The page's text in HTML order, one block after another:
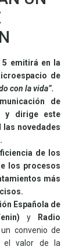
5 emitirá en la
de
con la vida”.
de
y dirige este
las novedades
de los
los procesos
más
Española de
y
Radio
convenio de
el valor de la